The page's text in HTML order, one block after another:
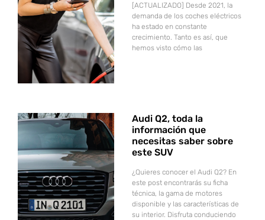
[ACTUALIZADO] Desde 2021, la
demanda de los coches eléctricos
ha estado en constante
crecimiento. Tanto es así, que
hemos visto cómo las
Audi Q2, toda la
información que
necesitas saber sobre
este SUV
¿Quieres conocer el Audi Q2? En
este post encontrarás su ficha
técnica, la gama de motores
disponible y las características de
su interior. Disfruta conduciendo